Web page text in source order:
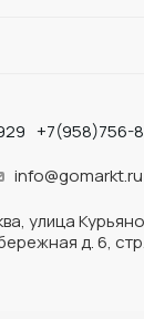
+7(958)756-
info@gomarkt.ru
улица
д. 6,